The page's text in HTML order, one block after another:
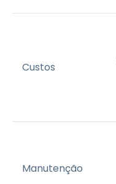
Custos
Manutenção